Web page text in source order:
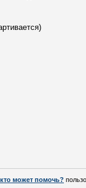
может помочь?